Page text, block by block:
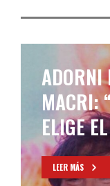
“SI